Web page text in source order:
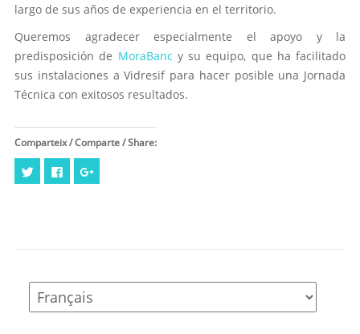
largo de sus años de experiencia en el territorio.
Queremos agradecer especialmente el apoyo y la
predisposición de MoraBanc y su equipo, que ha facilitado
sus instalaciones a Vidresif para hacer posible una Jornada
Técnica con exitosos resultados.
Comparteix / Comparte / Share:
Cliquez
pour
partager
Cliquez
pour
partagerpartager